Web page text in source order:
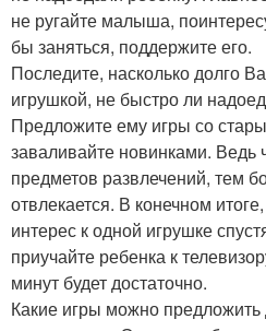
не ругайте малыша,
бы заняться, поддержите его.
Последите, насколько долго
игрушкой, не быстро ли
Предложите ему игры со
заваливайте новинками. Ведь
предметов развлечений, тем
отвлекается. В конечном
интерес к одной игрушке
приучайте ребенка к
минут будет достаточно.
Какие игры можно